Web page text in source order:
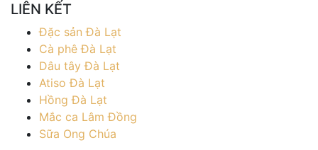
LIÊN KẾT
Đặc sản Đà Lạt
Cà phê Đà Lạt
Dâu tây Đà Lạt
Atiso Đà Lạt
Hồng Đà Lạt
Mắc ca Lâm Đồng
Sữa Ong Chúa